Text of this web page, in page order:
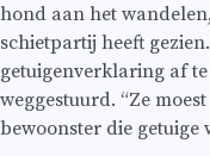
hond aan het
schietpartij heeft
getuigenverklaring af
weggestuurd. “Ze
bewoonster die getuige